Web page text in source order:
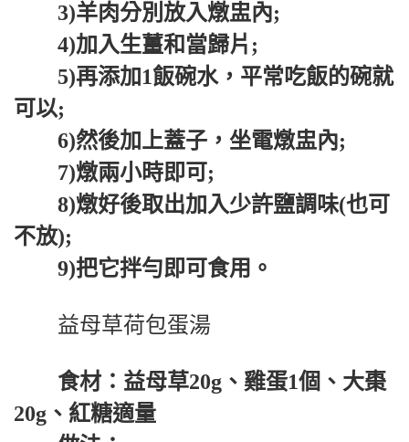
3)羊肉分別放入燉盅內;
4)加入生薑和當歸片;
5)再添加1飯碗水，平常吃飯的碗就
可以;
6)然後加上蓋子，坐電燉盅內;
7)燉兩小時即可;
8)燉好後取出加入少許鹽調味(也可
不放);
9)把它拌勻即可食用。
益母草荷包蛋湯
食材：益母草20g、雞蛋1個、大棗
20g、紅糖適量